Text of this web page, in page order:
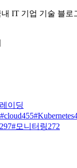
IT 기업 기술 블로
이딩
#cloud455#Kubernetes
297#모니터링272